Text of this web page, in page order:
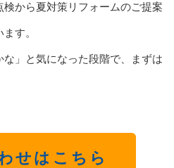
から夏対策リフォームのご提案
す。
な」と気になった段階で、まずは
せはこちら